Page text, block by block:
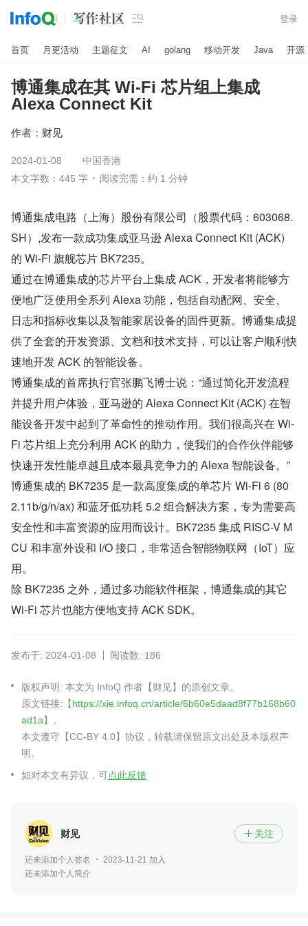
 登录
首页 月更活动 主题征文 AI golang 移动开发 Java 开源
博通集成在其 Wi-Fi 芯片组上集成
Alexa Connect Kit
作者： 财见
2024-01-08
中国香港
本文字数：445 字
阅读完需：约 1 分钟
博通集成电路（上海）股份有限公司（股票代码：603068.
SH）,发布一款成功集成亚马逊 Alexa Connect Kit (ACK)
的 Wi-Fi 旗舰芯片 BK7235。
通过在博通集成的芯片平台上集成 ACK，开发者将能够方
便地广泛使用全系列 Alexa 功能，包括自动配网、安全、
日志和指标收集以及智能家居设备的固件更新。博通集成提
供了全套的开发资源、文档和技术支持，可以让客户顺利快
速地开发 ACK 的智能设备。
博通集成的首席执行官张鹏飞博士说：“通过简化开发流程
并提升用户体验，亚马逊的 Alexa Connect Kit (ACK) 在智
能设备开发中起到了革命性的推动作用。我们很高兴在 Wi-
Fi 芯片组上充分利用 ACK 的助力，使我们的合作伙伴能够
快速开发性能卓越且成本最具竞争力的 Alexa 智能设备。”
博通集成的 BK7235 是一款高度集成的单芯片 Wi-Fi 6 (80
2.11b/g/n/ax) 和蓝牙低功耗 5.2 组合解决方案，专为需要高
安全性和丰富资源的应用而设计。BK7235 集成 RISC-V M
CU 和丰富外设和 I/O 接口，非常适合智能物联网（IoT）应
用。
除 BK7235 之外，通过多功能软件框架，博通集成的其它
Wi-Fi 芯片也能方便地支持 ACK SDK。
发布于: 2024-01-08 阅读数: 186
版权声明: 本文为 InfoQ 作者【财见】的原创文章。
原文链接:【https://xie.infoq.cn/article/6b60e5daad8f77b168b60
ad1a】。
本文遵守【CC-BY 4.0】协议，转载请保留原文出处及本版权声
明。
如对本文有异议，可点此反馈
财见  关注
还未添加个人签名
2023-11-21 加入
还未添加个人简介